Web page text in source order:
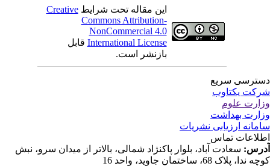
این مقاله تحت شرایطCreative
Commons Attribution-
NonCommercial 4.0
International Licenseقابل
بازنشر است.
سریع
یکتاوب
علوم
بهداشت
ارزیابی نشریات
تماس
سعادت آباد، بلوار پاکنژاد شمالی، بالاتر از میدان سرو، نبش
پلاک 68، ساختمان جاوید، واحد 16